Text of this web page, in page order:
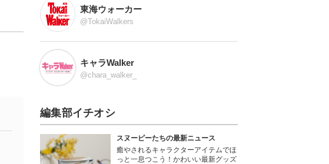
東海ウォーカー
@TokaiWalkers
キャラWalker
@chara_walker_
編集部イチオシ
スヌーピーたちの最新ニュース
癒やされるキャラクターアイテムでほ
っと一息つこう！かわいい最新グッズ